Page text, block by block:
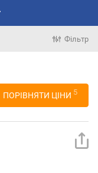
Фільтр
ПОРІВНЯТИ ЦІНИ 5